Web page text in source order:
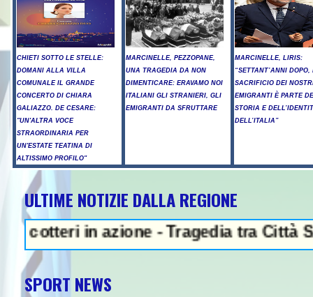
CHIETI SOTTO LE STELLE:
DOMANI ALLA VILLA
COMUNALE IL GRANDE
CONCERTO DI CHIARA
GALIAZZO. DE CESARE:
"UN'ALTRA VOCE
STRAORDINARIA PER
UN'ESTATE TEATINA DI
ALTISSIMO PROFILO"
MARCINELLE, PEZZOPANE,
UNA TRAGEDIA DA NON
DIMENTICARE: ERAVAMO NOI
ITALIANI GLI STRANIERI, GLI
EMIGRANTI DA SFRUTTARE
MARCINELLE, LIRIS:
“SETTANT’ANNI DOPO,
SACRIFICIO DEI
EMIGRANTI È PARTE
STORIA E
DELL’ITALIA”
ULTIME NOTIZIE DALLA REGIONE
in azione - Tragedia tra Città
SPORT NEWS
NEWS IN